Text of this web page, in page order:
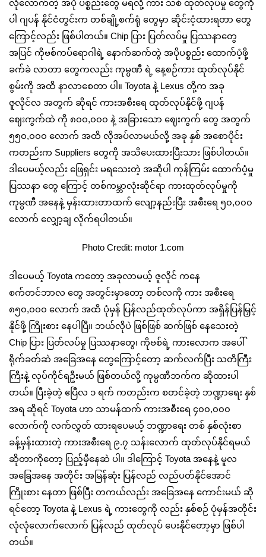
လုံလောက်တဲ့ အပို ပစ္စည်းတွေ မရလို့ ကား သစ် ထုတ်လုပ်မှု တွေကို
ပါ ဂျပန် နိုင်ငံတွင်းက တစ်ချို့စက်ရုံ တွေမှာ ဆိုင်းငံ့ထားရတာ တွေ
ကြောင့်လည်း ဖြစ်ပါတယ်။ Chip ပြား ပြတ်လပ်မှု ပြဿနာတွေ
အပြင် ကိုဗစ်ကပ်ရောဂါရဲ့ နောက်ဆက်တွဲ အပိုပစ္စည်း ထောက်ပံ့ဖို့
ခက်ခဲ လာတာ တွေကလည်း ကုမ္ပဏီ ရဲ့ နေ့စဉ်ကား ထုတ်လုပ်နိုင်
စွမ်းကို အထိ နာ‌လာစေတာ ပါ။ Toyota နဲ့ Lexus တို့က အခု
ဇူလိုင်လ အတွက် ဆိုရင် ကားအစီးရေ ထုတ်လုပ်နိုင်ဖို့ ဂျပန်
ဈေးကွက်ထဲ ကို ၈၀၀,၀၀၀ နဲ့ အခြားသော ဈေးကွက် တွေ အတွက်
၅၅၀,၀၀၀ လောက် အထိ လိုအပ်လာမယ်လို့ အခု နှစ် အစောပိုင်း
ကတည်းက Suppliers တွေကို အသိပေးထားပြီးသား ဖြစ်ပါတယ်။
ဒါပေမယ့်လည်း ဖြေရှင်း မရသေးတဲ့ အဆိုပါ ကုန်ကြမ်း ထောက်ပံ့မှု
ပြဿနာ တွေ ကြောင့် တစ်ကမ္ဘာလုံးဆိုင်ရာ ကားထုတ်လုပ်မှုကို
ကုမ္ပဏီ အနေနဲ့ မှန်းထားတာထက် လျော့နည်းပြီး အစီးရေ ၅၀,၀၀၀‌
လောက် လျှော့ချ လိုက်ရပါတယ်။
Photo Credit: motor 1.com
ဒါပေမယ့် Toyota ကတော့ အခုလာမယ့် ဇူလိုင် ကနေ
စက်တင်ဘာလ တွေ အတွင်းမှာတော့ တစ်လကို ကား အစီးရေ
၈၅၀,၀၀၀ လောက် အထိ ပုံမှန် ပြန်လည်ထုတ်လုပ်ကာ အရှိန်ပြန်မြှင့်
နိုင်ဖို့ ကြိုးစား နေပါပြီ။ ဘယ်လိုပဲ ဖြစ်ဖြစ် ဆက်ဖြစ် နေသေးတဲ့
Chip ပြား ပြတ်လပ်မှု ပြဿနာတွေ၊ ကိုဗစ်ရဲ့ ကားလောက အပေါ်
ရိုက်ခတ်ဆဲ အခြေအနေ တွေကြောင့်တော့ ဆက်လက်ပြီး သတိကြီး
ကြီးနဲ့ လုပ်ကိုင်ရဦးမယ် ဖြစ်တယ်လို့ ကုမ္ပဏီဘက်က ဆိုထားပါ
တယ်။ ပြီးခဲ့တဲ့ ဧပြီလ ၁ ရက် ကတည်းက စတင်ခဲ့တဲ့ ဘဏ္ဍာရေး နှစ်
အရ ဆိုရင် Toyota ဟာ သာမန်ထက် ကားအစီးရေ ၄၀၀,၀၀၀
လောက်ကို လက်လွှတ် ထားရပေမယ့် ဘဏ္ဍာရေး တစ် နှစ်လုံးစာ
ခန့်မှန်းထားတဲ့ ကားအစီးရေ ၉.၇ သန်းလောက် ထုတ်လုပ်နိုင်ရမယ်
ဆိုတာကိုတော့ ပြည့်မှီနေဆဲ ပါ။ ဒါကြောင့် Toyota အနေနဲ့ မူလ
အခြေအနေ အတိုင်း အမြန်ဆုံး ပြန်လည် လည်ပတ်နိုင်အောင်
ကြိုးစား နေတာ ‌ဖြစ်ပြီး တကယ်လည်း အခြေအနေ ကောင်းမယ် ဆို
ရင်တော့ Toyota နဲ့ Lexus ရဲ့ ကားတွေကို လည်း နှစ်စဉ် ပုံမှန်အတိုင်း
လုံလုံလောက်လောက် ပြန်လည် ထုတ်လုပ် ပေးနိုင်တော့မှာ ဖြစ်ပါ
တယ်။